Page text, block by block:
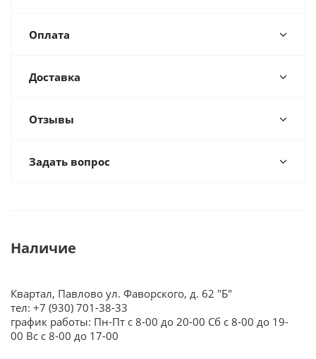
Оплата
Доставка
Отзывы
Задать вопрос
Наличие
Квартал, Павлово ул. Фаворского, д. 62 "Б"
тел: +7 (930) 701-38-33
график работы: Пн-Пт с 8-00 до 20-00 Сб с 8-00 до 19-
00 Вс с 8-00 до 17-00